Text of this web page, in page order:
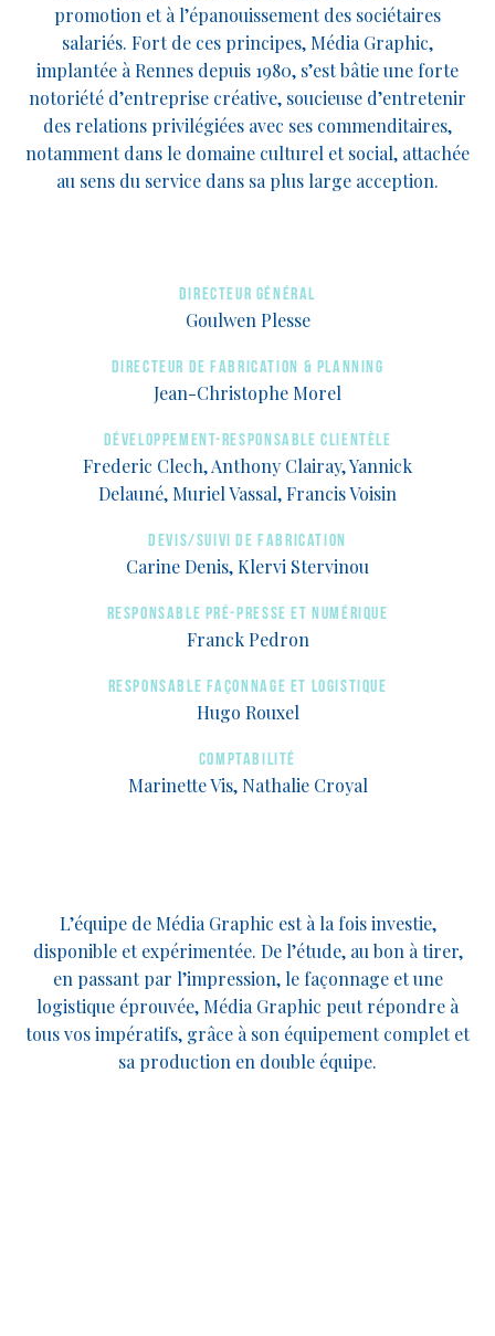
promotion et à l’épanouissement des sociétaires
salariés. Fort de ces principes, Média Graphic,
implantée à Rennes depuis 1980, s’est bâtie une forte
notoriété d’entreprise créative, soucieuse d’entretenir
des relations privilégiées avec ses commenditaires,
notamment dans le domaine culturel et social, attachée
au sens du service dans sa plus large acception.
Directeur Général
Goulwen Plesse
Directeur de fabrication & planning
Jean-Christophe Morel
Développement-responsable clientèle
Frederic Clech, Anthony Clairay, Yannick
Delauné, Muriel Vassal, Francis Voisin
Devis/suivi de fabrication
Carine Denis, Klervi Stervinou
Responsable pré-presse et numérique
Franck Pedron
Responsable façonnage et logistique
Hugo Rouxel
Comptabilité
Marinette Vis, Nathalie Croyal
L’équipe de Média Graphic est à la fois investie,
disponible et expérimentée. De l’étude, au bon à tirer,
en passant par l’impression, le façonnage et une
logistique éprouvée, Média Graphic peut répondre à
tous vos impératifs, grâce à son équipement complet et
sa production en double équipe.